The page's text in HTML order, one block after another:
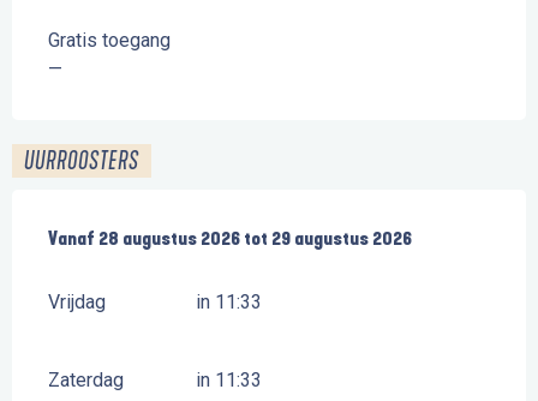
Gratis toegang
—
UURROOSTERS
Vanaf 28 augustus 2026 tot 29 augustus 2026
Vanaf 28 augustus 2026 tot 29 augustus 2026
Vrijdag in 11:33
Zaterdag in 11:33